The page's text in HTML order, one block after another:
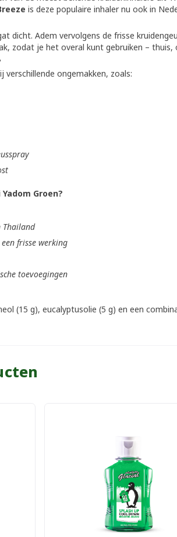
is deze populaire inhaler nu ook in
dicht. Adem vervolgens de frisse
zodat je het overal kunt gebruiken –
verschillende ongemakken, zoals:
Groen?
Thailand
frisse werking
toevoegingen
(15 g), eucalyptusolie (5 g) en een